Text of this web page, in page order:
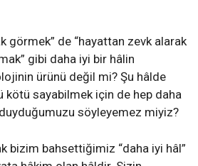
görmek” de “hayattan zevk alarak
gibi daha iyi bir hâlin
ürünü değil mi? Şu hâlde
kötü sayabilmek için de hep daha
söyleyemez miyiz?
bizim bahsettiğimiz “daha iyi hâl”